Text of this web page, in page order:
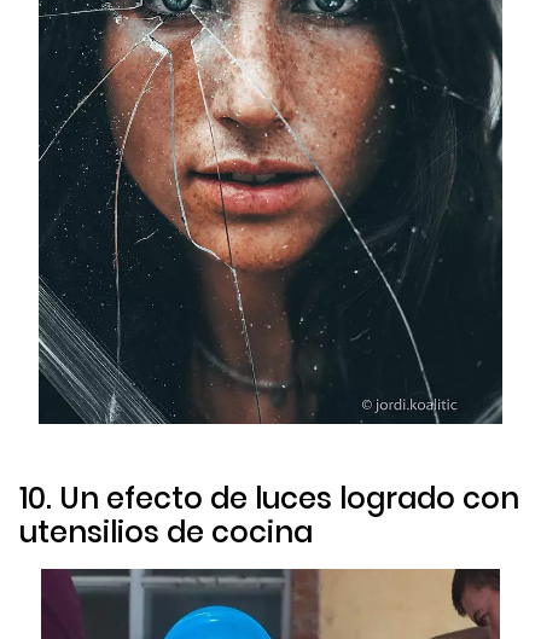
10. Un efecto de luces logrado con
utensilios de cocina